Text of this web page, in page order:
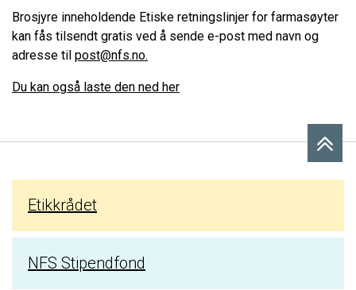
Brosjyre inneholdende Etiske retningslinjer for farmasøyter
kan fås tilsendt gratis ved å sende e-post med navn og
adresse til post@nfs.no.
Du kan også laste den ned her
Etikkrådet
NFS Stipendfond